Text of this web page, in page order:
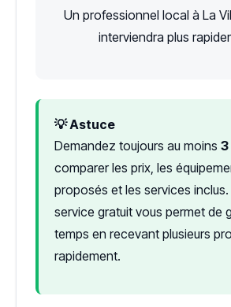
Un professionnel local à La
interviendra plus
💡 Astuce
Demandez toujours au moins 3
comparer les prix, les
proposés et les services
service gratuit vous permet de
temps en recevant plusieurs
rapidement.